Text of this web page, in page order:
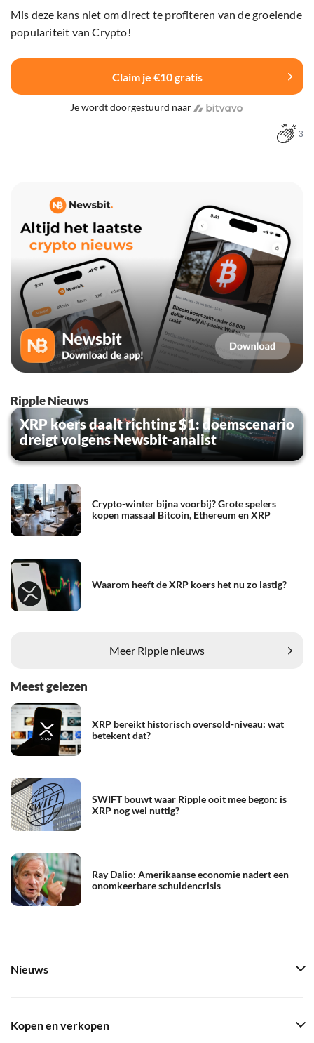
Mis deze kans niet om direct te profiteren van de groeiende
populariteit van Crypto!
Claim je €10 gratis
Je wordt doorgestuurd naar
3
Ripple Nieuws
XRP koers daalt richting $1: doemscenario
dreigt volgens Newsbit-analist
Crypto-winter bijna voorbij? Grote spelers
kopen massaal Bitcoin, Ethereum en XRP
Waarom heeft de XRP koers het nu zo lastig?
Meer Ripple nieuws
Meest gelezen
XRP bereikt historisch oversold-niveau: wat
betekent dat?
SWIFT bouwt waar Ripple ooit mee begon: is
XRP nog wel nuttig?
Ray Dalio: Amerikaanse economie nadert een
onomkeerbare schuldencrisis
Nieuws
Kopen en verkopen